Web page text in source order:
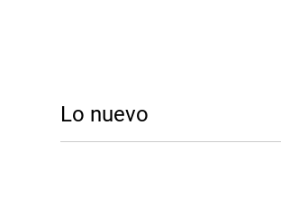
Lo nuevo